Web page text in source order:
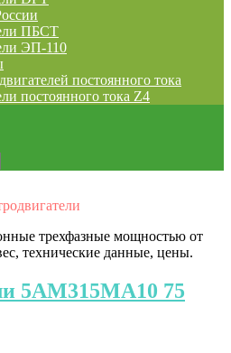
ПБСТ
ЭП-110
постоянного тока
постоянного тока Z4
трехфазные мощностью от
технические данные, цены.
5АМ315МА10 75